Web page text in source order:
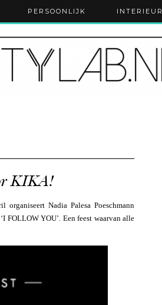
PERSOONLIJK INTERIEUR
KIKA!
Nadia Palesa Poeschmann
FOLLOW YOU’. Een feest waarvan alle